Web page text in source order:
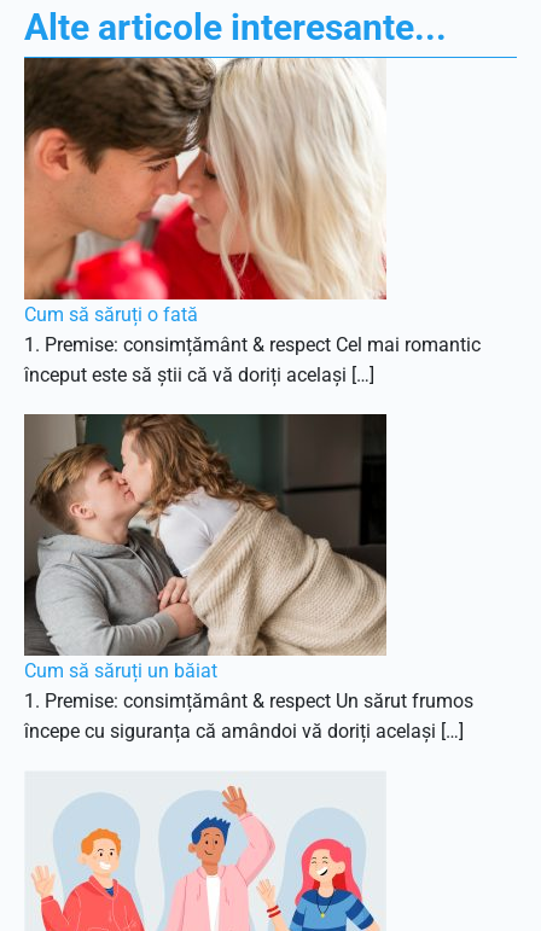
Alte articole interesante...
Cum să săruți o fată
1. Premise: consimțământ & respect Cel mai romantic
început este să știi că vă doriți același […]
Cum să săruți un băiat
1. Premise: consimțământ & respect Un sărut frumos
începe cu siguranța că amândoi vă doriți același […]